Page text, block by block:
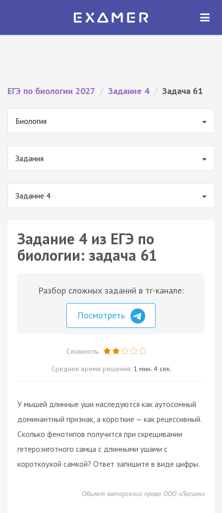
Экзамер — ЕГЭ 2027
ОТКРЫТЬ
ЕГЭ по биологии 2027 / Задание 4 / Задача 61
Биология
Задания
Задание 4
Задание 4 из ЕГЭ по
биологии: задача 61
Разбор сложных заданий в тг-канале:
Посмотреть
Сложность:
Среднее время решения: 1 мин. 4 сек.
У мышей длинные уши наследуются как аутосомный
доминантный признак, а короткие — как рецессивный.
Сколько фенотипов получится при скрещивании
гетерозиготного самца с длинными ушами с
короткоухой самкой? Ответ запишите в виде цифры.
Объект авторского права ООО «Легион»